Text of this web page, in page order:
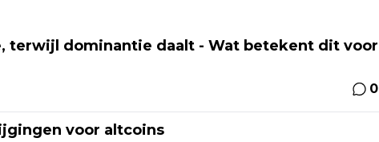
terwijl dominantie daalt - Wat betekent dit voor
0
voor altcoins